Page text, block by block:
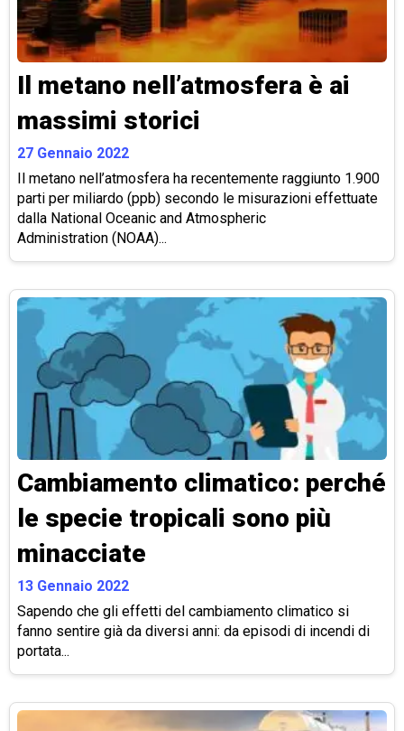
Il metano nell’atmosfera è ai
massimi storici
27 Gennaio 2022
Il metano nell’atmosfera ha recentemente raggiunto 1.900
parti per miliardo (ppb) secondo le misurazioni effettuate
dalla National Oceanic and Atmospheric
Administration (NOAA)...
Cambiamento climatico: perché
le specie tropicali sono più
minacciate
13 Gennaio 2022
Sapendo che gli effetti del cambiamento climatico si
fanno sentire già da diversi anni: da episodi di incendi di
portata...